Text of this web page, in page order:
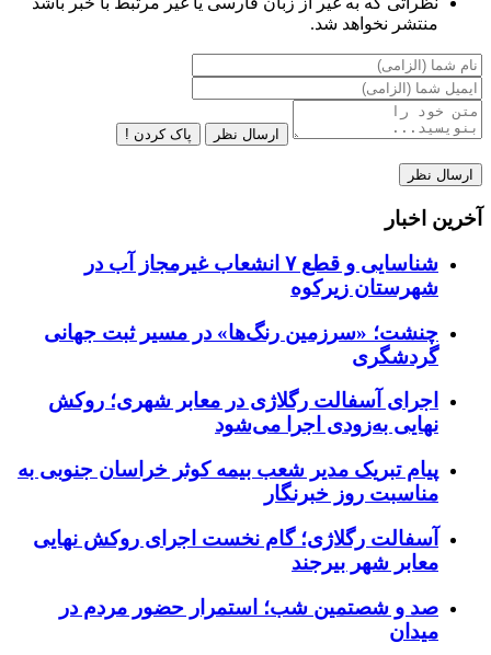
منتشر نخواهد شد.
ارسال نظر پاک کردن !
آخرین اخبار
شناسایی و قطع ۷ انشعاب غیرمجاز آب در
شهرستان زیرکوه
چنشت؛ «سرزمین رنگ‌ها» در مسیر ثبت جهانی
گردشگری
اجرای آسفالت رگلاژی در معابر شهری؛ روکش
نهایی به‌زودی اجرا می‌شود
پیام تبریک مدیر شعب بیمه کوثر خراسان جنوبی به
مناسبت روز خبرنگار
آسفالت رگلاژی؛ گام نخست اجرای روکش نهایی
معابر شهر بیرجند
صد و شصتمین شب؛ استمرار حضور مردم در
میدان